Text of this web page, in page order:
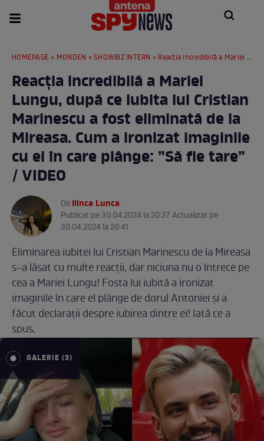
HOMEPAGE » MONDEN »SHOWBIZ INTERN » Reacția incredibilă a Mariei Lungu, după ce iubita lui Cristian Marinescu a fost eliminată de la Mireasa. Cum a ironizat imaginile cu el în care plânge: ”Să fie tare” / VIDEO
Reacția incredibilă a Mariei
Lungu, după ce iubita lui Cristian
Marinescu a fost eliminată de la
Mireasa. Cum a ironizat imaginile
cu el în care plânge: ”Să fie tare”
/ VIDEO
DeIlinca Lunca.
Publicat pe 30.04.2024 la 20:37 Actualizat pe
30.04.2024 la 20:41
Eliminarea iubitei lui Cristian Marinescu de la Mireasa
s-a lăsat cu multe reacții, dar niciuna nu o întrece pe
cea a Mariei Lungu! Fosta lui iubită a ironizat
imaginile în care el plânge de dorul Antoniei și a
făcut declarații despre iubirea dintre ei! Iată ce a
spus,
GALERIE (3)